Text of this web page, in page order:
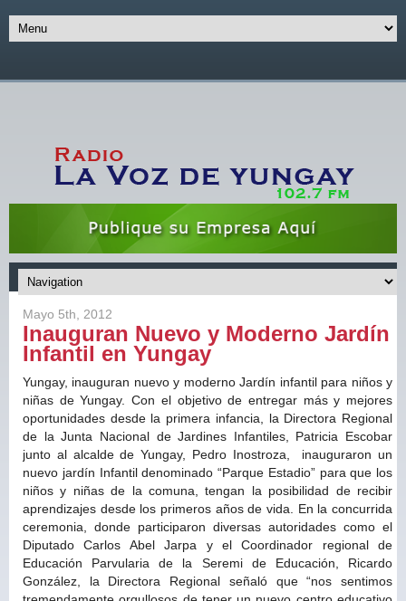
Mayo 5th, 2012
Inauguran Nuevo y Moderno Jardín
Infantil en Yungay
Yungay, inauguran nuevo y moderno Jardín infantil para niños y
niñas de Yungay. Con el objetivo de entregar más y mejores
oportunidades desde la primera infancia, la Directora Regional
de la Junta Nacional de Jardines Infantiles, Patricia Escobar
junto al alcalde de Yungay, Pedro Inostroza, inauguraron un
nuevo jardín Infantil denominado “Parque Estadio” para que los
niños y niñas de la comuna, tengan la posibilidad de recibir
aprendizajes desde los primeros años de vida. En la concurrida
ceremonia, donde participaron diversas autoridades como el
Diputado Carlos Abel Jarpa y el Coordinador regional de
Educación Parvularia de la Seremi de Educación, Ricardo
González, la Directora Regional señaló que “nos sentimos